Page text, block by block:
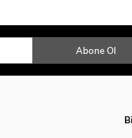
Abone Ol